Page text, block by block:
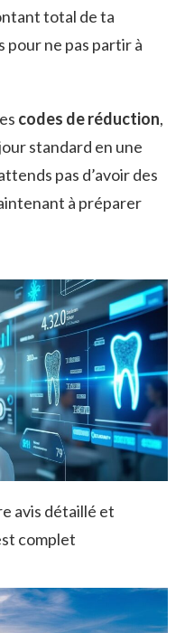
total de ta
pour ne pas partir à
codes de réduction,
standard en une
pas d’avoir des
à préparer
avis détaillé et
complet